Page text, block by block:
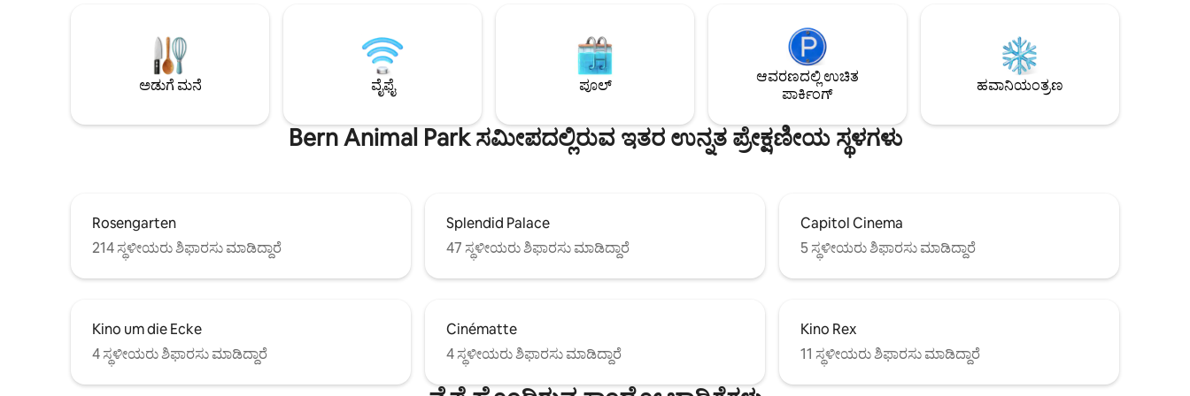
ಪ್ರಾರಂಭವಾಗುತ್ತದೆ, ಇದು ನಾಯಿ ಮಾಲೀಕರಿಗೆ
ಗಾಳಿಯಾಡಬಲ್ಲ ಹಾಟ್ ಟಬ್ (CHF 75.00) -
ಹೆಚ್ಚುವರಿ ಹಾಸಿಗೆಗಳು (CHF 20.00) - ಮಕ್ಕಳ
ಚಳಿಗಾಲದಲ್ಲಿ, ಒಟ್ಟು 775 ಕಿಲೋಮೀಟರ್
ಇಳಿಜಾರುಗಳನ್ನು ಹೊಂದಿರುವ 34 ಸ್ಕೀ ರೆಸಾರ್ಟ್‌ಗಳು
ನಿಮಗಾಗಿ ಕಾಯುತ್ತಿವೆ. "ನೀವು ಏನನ್ನು ನೋಡುತ್ತೀರೋ
ಅದು ನಿಮಗೆ ಸಿಗುತ್ತದೆ; ಬಂದು ಮ್ಯಾಜಿಕ್ ಅನ್ನು
ನಕ್ಷೆ (ವಿವಿಧ ರಿಯಾಯಿತಿಗಳು) ಹತ್ತಿರ: ಕ್ರಾಟಿಜೆನ್
ಡಾರ್ಫ್/ಪೋಸ್ಟ್ ಬಸ್ ನಿಲ್ದಾಣ (4 ನಿಮಿಷಗಳ ನಡಿಗೆ),
ಗ್ರಾಮ ಅಂಗಡಿ, ಕ್ರೀಡಾ ಮೈದಾನ, ಹೈಕಿಂಗ್ ಟ್ರೇಲ್‌ಗಳು,
ಥುನ್, ಸ್ಪೀಜ್, ಏಸ್ಚಿ, ಇಂಟರ್‌ಲೇಕನ್, ಬೀಟನ್‌ಬರ್ಗ್,
ಬರ್ನ್
ಅಡುಗೆ ಮನೆ ವೈಫೈ ಪೂಲ್
ಆವರಣದಲ್ಲಿ ಉಚಿತ
ಪಾರ್ಕಿಂಗ್
ಹವಾನಿಯಂತ್ರಣ
Bern Animal Park ಸಮೀಪದಲ್ಲಿರುವ ಇತರ ಉನ್ನತ ಪ್ರೇಕ್ಷಣೀಯ ಸ್ಥಳಗಳು
Rosengarten
214 ಸ್ಥಳೀಯರು ಶಿಫಾರಸು ಮಾಡಿದ್ದಾರೆ
Splendid Palace
47 ಸ್ಥಳೀಯರು ಶಿಫಾರಸು ಮಾಡಿದ್ದಾರೆ
Capitol Cinema
5 ಸ್ಥಳೀಯರು ಶಿಫಾರಸು ಮಾಡಿದ್ದಾರೆ
Kino um die Ecke
4 ಸ್ಥಳೀಯರು ಶಿಫಾರಸು ಮಾಡಿದ್ದಾರೆ
Cinématte
4 ಸ್ಥಳೀಯರು ಶಿಫಾರಸು ಮಾಡಿದ್ದಾರೆ
Kino Rex
11 ಸ್ಥಳೀಯರು ಶಿಫಾರಸು ಮಾಡಿದ್ದಾರೆ